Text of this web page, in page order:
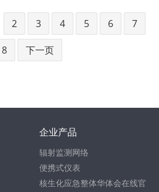
2 3 4 5 6 7
8 下一页
企业产品
辐射监测网络
便携式仪表
核生化应急整体华体会在线官